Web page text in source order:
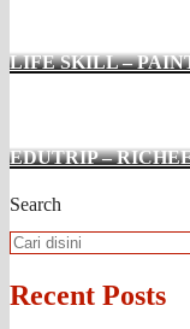
LIFE SKILL –
EDUTRIP –
Search
Recent Posts